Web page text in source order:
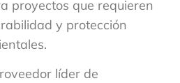
proyectos que requieren
y protección
líder de